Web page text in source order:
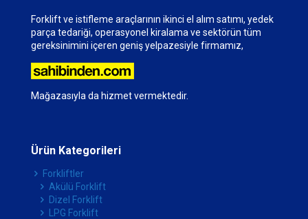
Forklift ve istifleme araçlarının ikinci el alım satımı, yedek
parça tedariği, operasyonel kiralama ve sektörün tüm
gereksinimini içeren geniş yelpazesiyle firmamız,
Mağazasıyla da hizmet vermektedir.
Ürün Kategorileri
Forkliftler
Akülü Forklift
Dizel Forklift
LPG Forklift